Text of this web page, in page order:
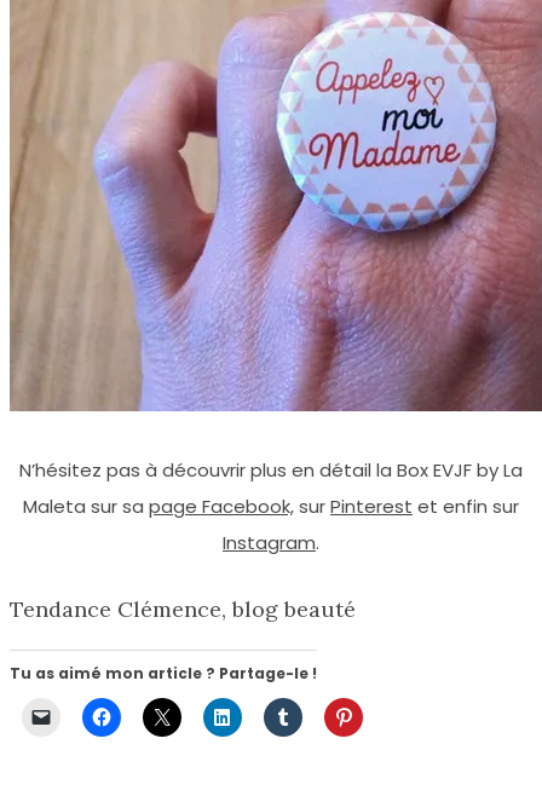
N’hésitez pas à découvrir plus en détail la Box EVJF by La
Maleta sur sa page Facebook,surPinterest et enfin sur
Instagram.
Tendance Clémence, blog beauté
Tu as aimé mon article ? Partage-le !